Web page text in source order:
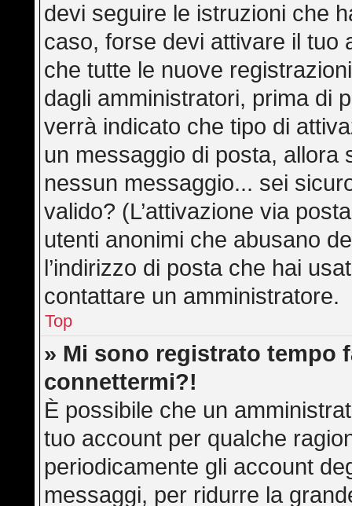
devi seguire le istruzioni che
caso, forse devi attivare il tuo
che tutte le nuove
dagli amministratori, prima di
verrà indicato che tipo di
un messaggio di posta, allora
nessun messaggio... sei
valido? (L’attivazione via
utenti anonimi che abusano
l’indirizzo di posta che hai
contattare un amministratore.
Top
» Mi sono registrato tempo
connettermi?!
È possibile che un
tuo account per qualche
periodicamente gli account
messaggi, per ridurre la